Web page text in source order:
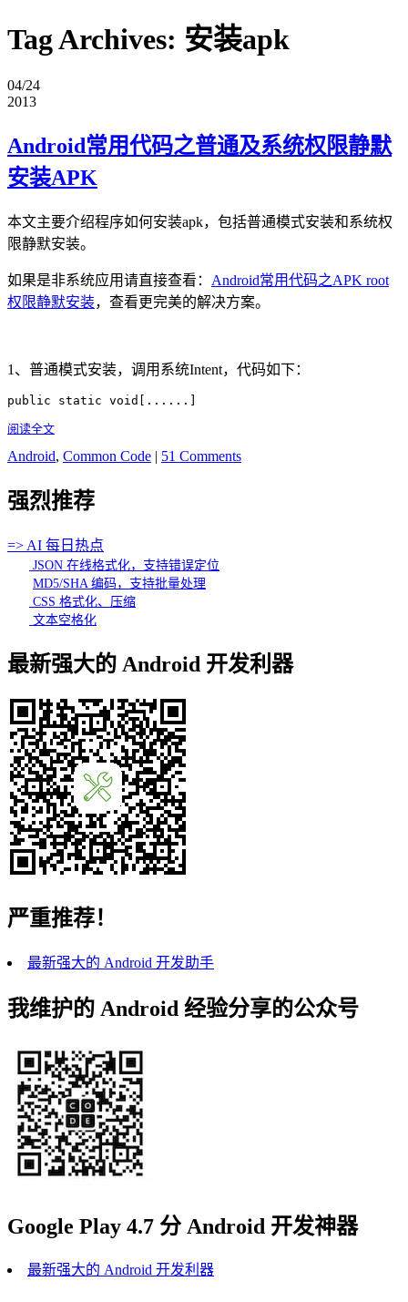
Tag Archives: 安装apk
04/24
2013
Android常用代码之普通及系统权限静默
安装APK
本文主要介绍程序如何安装apk，包括普通模式安装和系统权
限静默安装。
如果是非系统应用请直接查看： Android常用代码之APK root
权限静默安装，查看更完美的解决方案。
1、普通模式安装，调用系统Intent，代码如下：
public static void[......]
阅读全文
Android, Common Code | 51 Comments
强烈推荐
=> AI 每日热点
JSON 在线格式化，支持错误定位
MD5/SHA 编码，支持批量处理
CSS 格式化、压缩
文本空格化
最新强大的 Android 开发利器
严重推荐！
最新强大的 Android 开发助手
我维护的 Android 经验分享的公众号
Google Play 4.7 分 Android 开发神器
最新强大的 Android 开发利器